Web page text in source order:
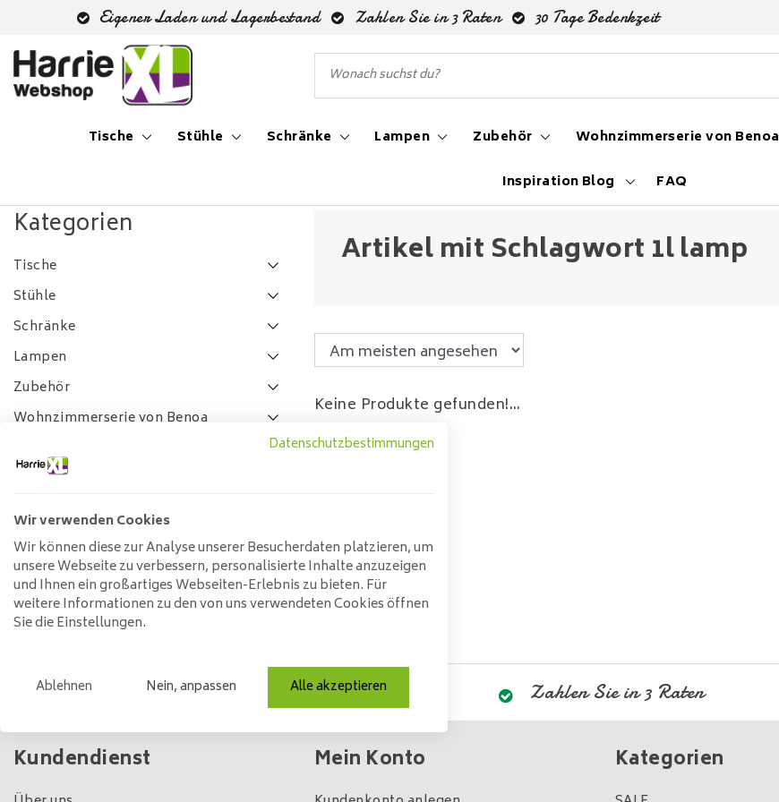
Eigener Laden und Lagerbestand Zahlen Sie in 3 Raten 30 Tage Bedenkzeit
Tische Stühle Schränke Lampen Zubehör Wohnzimmerserie von Benoa
Inspiration Blog
FAQ
Kategorien
Tische
Stühle
Schränke
Lampen
Zubehör
Wohnzimmerserie von Benoa
FAQ
Preis
Min: €0 Max: €5
Artikel mit Schlagwort 1l lamp
Keine Produkte gefunden!...
Eigener Laden und Lagerbestand Zahlen Sie in 3 Raten
Kundendienst Mein Konto Kategorien
Datenschutzbestimmungen
Wir verwenden Cookies
Wir können diese zur Analyse unserer Besucherdaten platzieren, um
unsere Webseite zu verbessern, personalisierte Inhalte anzuzeigen
und Ihnen ein großartiges Webseiten-Erlebnis zu bieten. Für
weitere Informationen zu den von uns verwendeten Cookies öffnen
Sie die Einstellungen.
Ablehnen Nein, anpassen Alle akzeptieren